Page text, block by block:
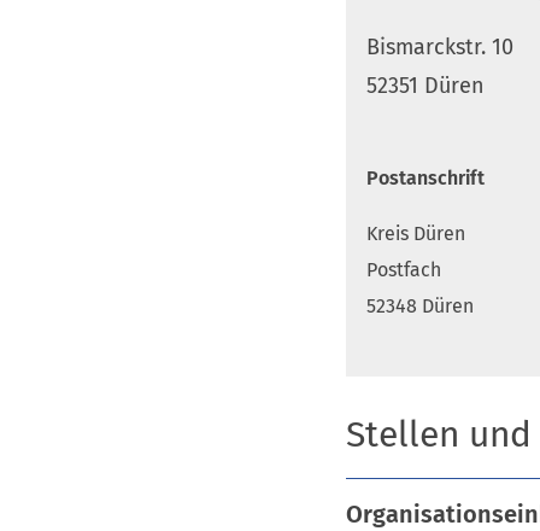
Bismarckstr. 10
52351 Düren
Postanschrift
Kreis Düren
Postfach
52348 Düren
Stellen